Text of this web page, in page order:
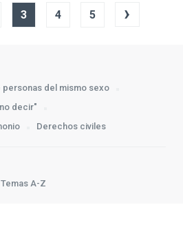
3 4 5 ›
personas del mismo sexo
decir"
Derechos civiles
Temas A-Z